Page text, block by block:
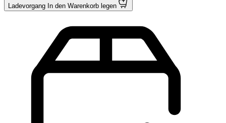
Ladevorgang In den Warenkorb legen